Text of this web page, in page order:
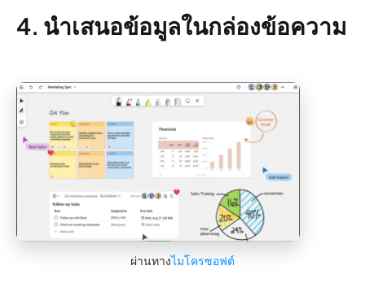
4. นำเสนอข้อมูลในกล่องข้อความ
ผ่านทางไมโครซอฟต์